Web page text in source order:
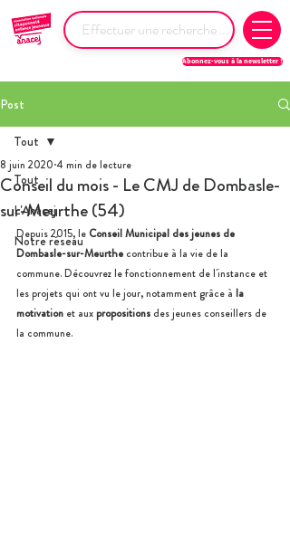
Abonnez-vous à la newsletter !
Post
Tout
L'Anacej
Notre réseau
Tout
Conseil du mois - Le CMJ de Dombasle-
sur-Meurthe (54)
8 juin 2020 4 min de lecture
Depuis 2015, le Conseil Municipal des jeunes de
Dombasle-sur-Meurthe contribue à la vie de la
commune. Découvrez le fonctionnement de l'instance et
les projets qui ont vu le jour, notamment grâce à la
motivation et aux propositions des jeunes conseillers de
la commune.